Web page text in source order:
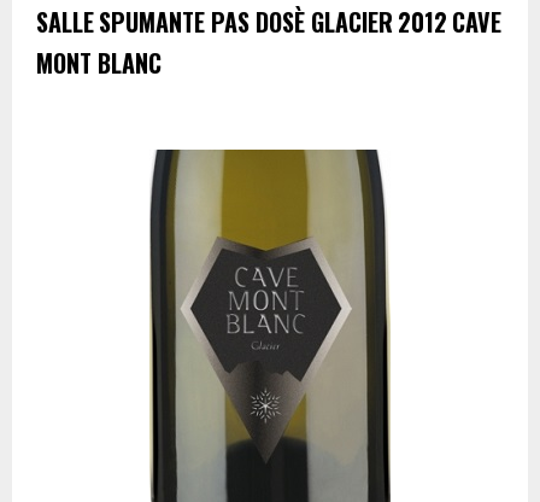
SALLESPUMANTE PAS DOSÈ GLACIER2012 CAVE
MONT BLANC